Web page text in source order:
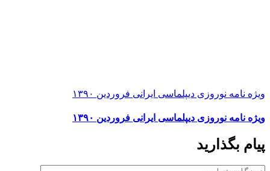
ویژه نامه نوروزی دیپلماسی ایرانی فروردین ۱۳۹۰
ویژه نامه نوروزی دیپلماسی ایرانی فروردین ۱۳۹۰
پیام بگذارید